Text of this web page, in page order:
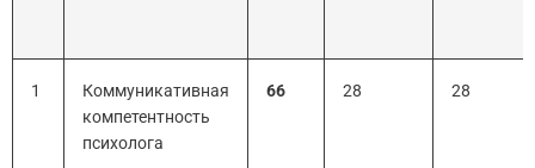
1
Коммуникативная
компетентность
психолога
66 28 28